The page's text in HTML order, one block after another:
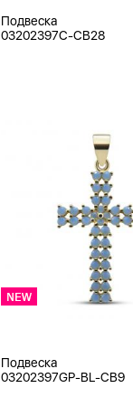
Подвеска
03202397C-CB28
Подвеска
03202397GP-BL-CB9